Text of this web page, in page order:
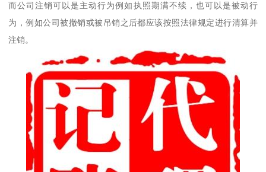
而公司注销可以是主动行为例如执照期满不续，也可以是被动行
为，例如公司被撤销或被吊销之后都应该按照法律规定进行清算并
注销。